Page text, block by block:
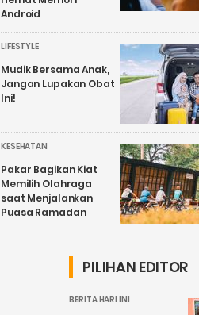
Android
LIFESTYLE
Mudik Bersama Anak,
Jangan Lupakan Obat
Ini!
KESEHATAN
Pakar Bagikan Kiat
Memilih Olahraga
saat Menjalankan
Puasa Ramadan
PILIHAN EDITOR
BERITA HARI INI